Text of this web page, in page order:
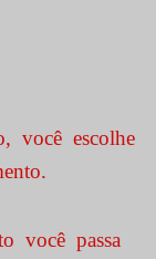
você escolhe
você passa